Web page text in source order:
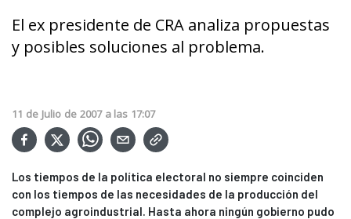
El ex presidente de CRA analiza propuestas
y posibles soluciones al problema.
11 de Julio de 2007 a las 17:07
Los tiempos de la política electoral no siempre coinciden
con los tiempos de las necesidades de la producción del
complejo agroindustrial. Hasta ahora ningún gobierno pudo